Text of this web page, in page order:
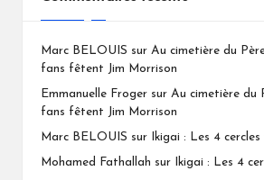
Marc BELOUIS sur Au cimetière du
fans fêtent Jim Morrison
Emmanuelle Froger sur Au cimetière du
fans fêtent Jim Morrison
Marc BELOUIS sur Ikigai : Les 4
Mohamed Fathallah sur Ikigai : Les 4